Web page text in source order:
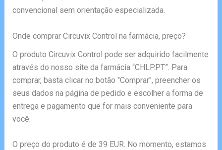
convencional sem orientação especializada.
Onde comprar Circuvix Control na farmácia, preço?
O produto Circuvix Control pode ser adquirido facilmente
através do nosso site da farmácia “CHLP.PT”. Para
comprar, basta clicar no botão "Comprar", preencher os
seus dados na página de pedido e escolher a forma de
entrega e pagamento que for mais conveniente para
você.
O preço do produto é de 39 EUR. No momento, estamos